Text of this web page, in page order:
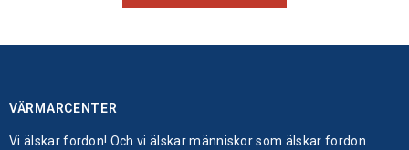
VÄRMARCENTER
Vi älskar fordon! Och vi älskar människor som älskar fordon.